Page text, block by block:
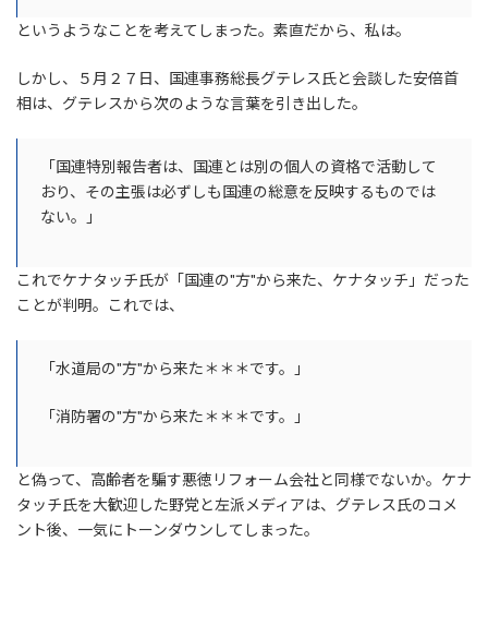
というようなことを考えてしまった。素直だから、私は。
しかし、５月２７日、国連事務総長グテレス氏と会談した安倍首
相は、グテレスから次のような言葉を引き出した。
「国連特別報告者は、国連とは別の個人の資格で活動して
おり、その主張は必ずしも国連の総意を反映するものでは
ない。」
これでケナタッチ氏が「国連の"方"から来た、ケナタッチ」だった
ことが判明。これでは、
「水道局の"方"から来た＊＊＊です。」
「消防署の"方"から来た＊＊＊です。」
と偽って、高齢者を騙す悪徳リフォーム会社と同様でないか。ケナ
タッチ氏を大歓迎した野党と左派メディアは、グテレス氏のコメ
ント後、一気にトーンダウンしてしまった。